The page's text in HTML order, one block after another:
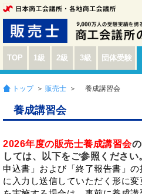
TOP 1級 2級 3級 団体受験
トップ ＞ 販売士 ＞ 養成講習会
養成講習会
2026年度の販売士養成講習会
しては、以下をご参照くださ
申込書」および「終了報告書」
に入力し送信していただく形に変